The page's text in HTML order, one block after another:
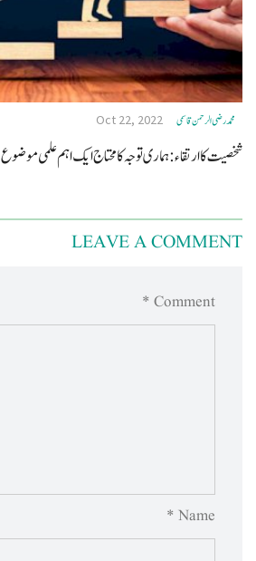
محمد رضی الرحمن قاسمی Oct 22, 2022
شخصیت کا ارتقاء: ہماری توجہ کا محتاج ایک اہم علمی موضوع
LEAVE A COMMENT
Comment *
Name *